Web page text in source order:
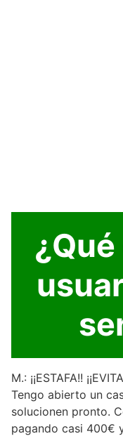
M.: ¡¡ESTAFA!!
Tengo abierto un
solucionen pronto.
pagando casi 400€